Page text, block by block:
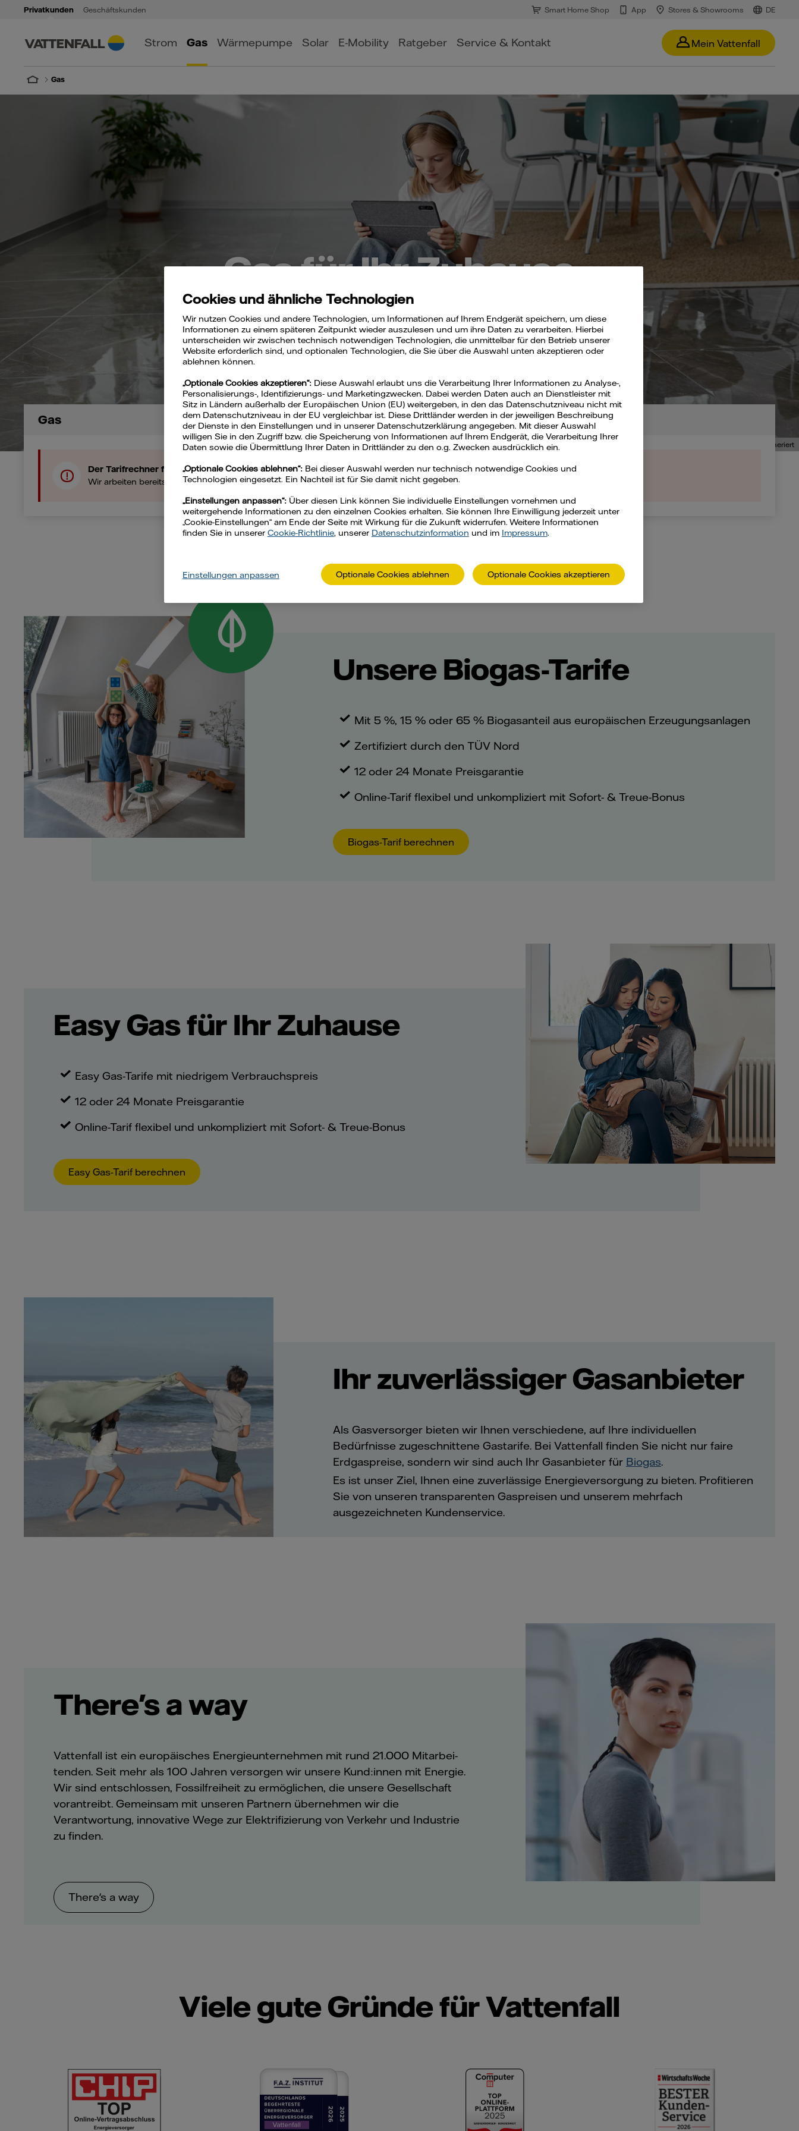
Privatkunden Geschäftskunden Smart Home Shop App Stores & Showrooms DE
Strom Gas Wärmepumpe Solar E-Mobility Ratgeber Service & Kontakt Mein Vattenfall
Gas
Bild: KI-generiert
Gas für Ihr Zuhause
Gas
Der Tarifrechner funktioniert gerade nicht.
Wir arbeiten bereits an einer Lösung. Bitte versuchen Sie es zu einem späteren Zeitpunkt erneut.
Unsere Biogas-Tarife
Mit 5 %, 15 % oder 65 % Biogasanteil aus europäischen Erzeugungsanlagen
Zertifiziert durch den TÜV Nord
12 oder 24 Monate Preisgarantie
Online-Tarif flexibel und unkompliziert mit Sofort- & Treue-Bonus
Biogas-Tarif berechnen
Easy Gas für Ihr Zuhause
Easy Gas-Tarife mit niedrigem Verbrauchspreis
12 oder 24 Monate Preisgarantie
Online-Tarif flexibel und unkompliziert mit Sofort- & Treue-Bonus
Easy Gas-Tarif berechnen
Ihr zuverlässiger Gasanbieter
Als Gasversorger bieten wir Ihnen verschiedene, auf Ihre individuellen
Bedürfnisse zugeschnittene Gastarife. Bei Vattenfall finden Sie nicht nur faire
Erdgaspreise, sondern wir sind auch Ihr Gasanbieter für Biogas.
Es ist unser Ziel, Ihnen eine zuverlässige Energieversorgung zu bieten. Profitieren
Sie von unseren transparenten Gaspreisen und unserem mehrfach
ausgezeichneten Kundenservice.
There's a way
Vattenfall ist ein europäisches Energieunternehmen mit rund 21.000 Mit­ar­bei­
tenden. Seit mehr als 100 Jahren versorgen wir unsere Kund:innen mit Energie.
Wir sind entschlossen, Fossilfreiheit zu ermöglichen, die unsere Gesellschaft
vorantreibt. Gemeinsam mit unseren Partnern übernehmen wir die
Verantwortung, innovative Wege zur Elektrifizierung von Verkehr und Industrie
zu finden.
There's a way
Viele gute Gründe für Vattenfall
Cookies und ähnliche Technologien
Wir nutzen Cookies und andere Technologien, um Informationen auf Ihrem Endgerät speichern, um diese
Informationen zu einem späteren Zeitpunkt wieder auszulesen und um ihre Daten zu verarbeiten. Hierbei
unterscheiden wir zwischen technisch notwendigen Technologien, die unmittelbar für den Betrieb unserer
Website erforderlich sind, und optionalen Technologien, die Sie über die Auswahl unten akzeptieren oder
ablehnen können.
„Optionale Cookies akzeptieren“:Diese Auswahl erlaubt uns die Verarbeitung Ihrer Informationen zu Analyse-,
Personalisierungs-, Identifizierungs- und Marketingzwecken. Dabei werden Daten auch an Dienstleister mit
Sitz in Ländern außerhalb der Europäischen Union (EU) weitergeben, in den das Datenschutzniveau nicht mit
dem Datenschutzniveau in der EU vergleichbar ist. Diese Drittländer werden in der jeweiligen Beschreibung
der Dienste in den Einstellungen und in unserer Datenschutzerklärung angegeben. Mit dieser Auswahl
willigen Sie in den Zugriff bzw. die Speicherung von Informationen auf Ihrem Endgerät, die Verarbeitung Ihrer
Daten sowie die Übermittlung Ihrer Daten in Drittländer zu den o.g. Zwecken ausdrücklich ein.
„Optionale Cookies ablehnen“: Bei dieser Auswahl werden nur technisch notwendige Cookies und
Technologien eingesetzt. Ein Nachteil ist für Sie damit nicht gegeben.
„Einstellungen anpassen“: Über diesen Link können Sie individuelle Einstellungen vornehmen und
weitergehende Informationen zu den einzelnen Cookies erhalten. Sie können Ihre Einwilligung jederzeit unter
„Cookie-Einstellungen“ am Ende der Seite mit Wirkung für die Zukunft widerrufen. Weitere Informationen
finden Sie in unserer Cookie-Richtlinie, unserer Datenschutzinformation und im Impressum.
Einstellungen anpassen Optionale Cookies ablehnen Optionale Cookies akzeptieren